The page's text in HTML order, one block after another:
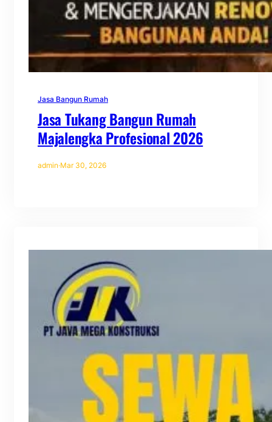
Jasa Bangun Rumah
Jasa Tukang Bangun Rumah
Majalengka Profesional 2026
admin·Mar 30, 2026